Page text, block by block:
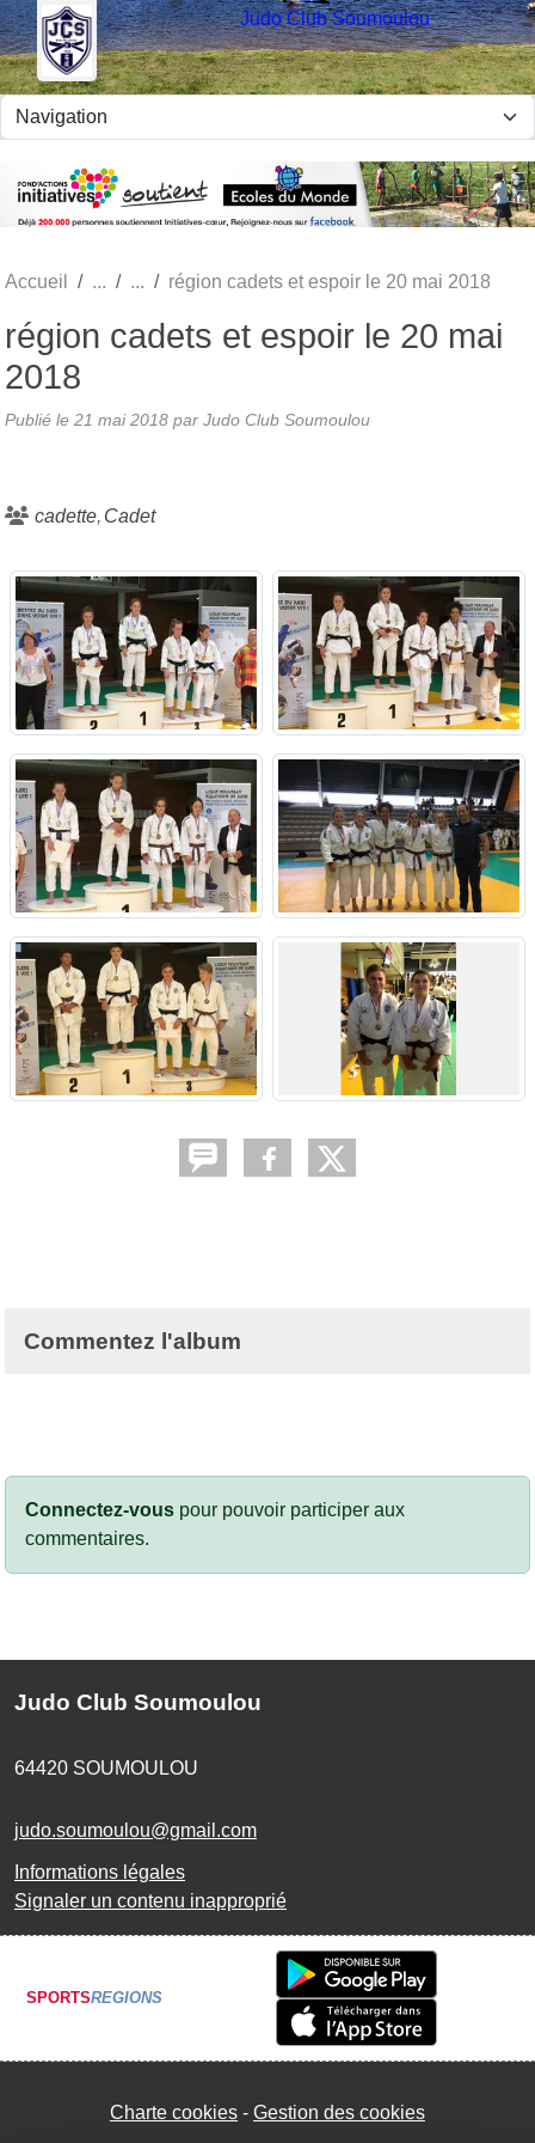
Judo Club Soumoulou
Accueil région cadets et espoir le 20 mai 2018
région cadets et espoir le 20 mai
2018
Publié le 21 mai 2018 par Judo Club Soumoulou
cadette Cadet
Commentez l'album
Connectez-vous pour pouvoir participer aux
commentaires.
Judo Club Soumoulou
64420 SOUMOULOU
judo.soumoulou@gmail.com
Informations légales
Signaler un contenu inapproprié
SPORTSREGIONS
Charte cookies Gestion des cookies
Panneau de gestion des cookies